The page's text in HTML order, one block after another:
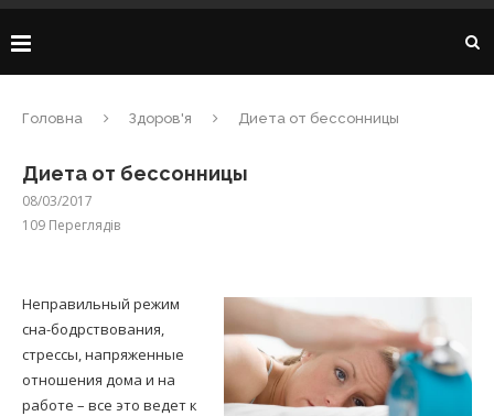
Головна Здоров'я Диета от бессонницы
Диета от бессонницы
08/03/2017
109 Переглядів
Неправильный режим
сна-бодрствования,
стрессы, напряженные
отношения дома и на
работе – все это ведет к